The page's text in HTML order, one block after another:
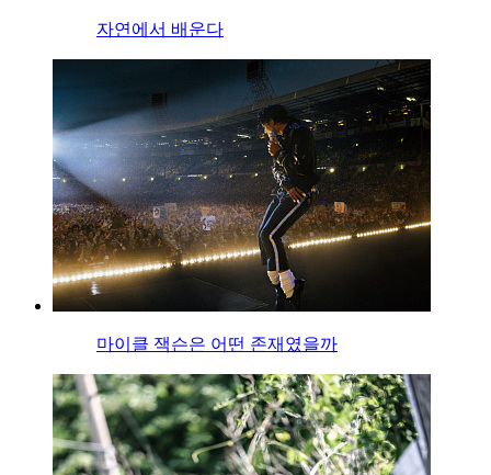
자연에서 배운다
마이클 잭슨은 어떤 존재였을까